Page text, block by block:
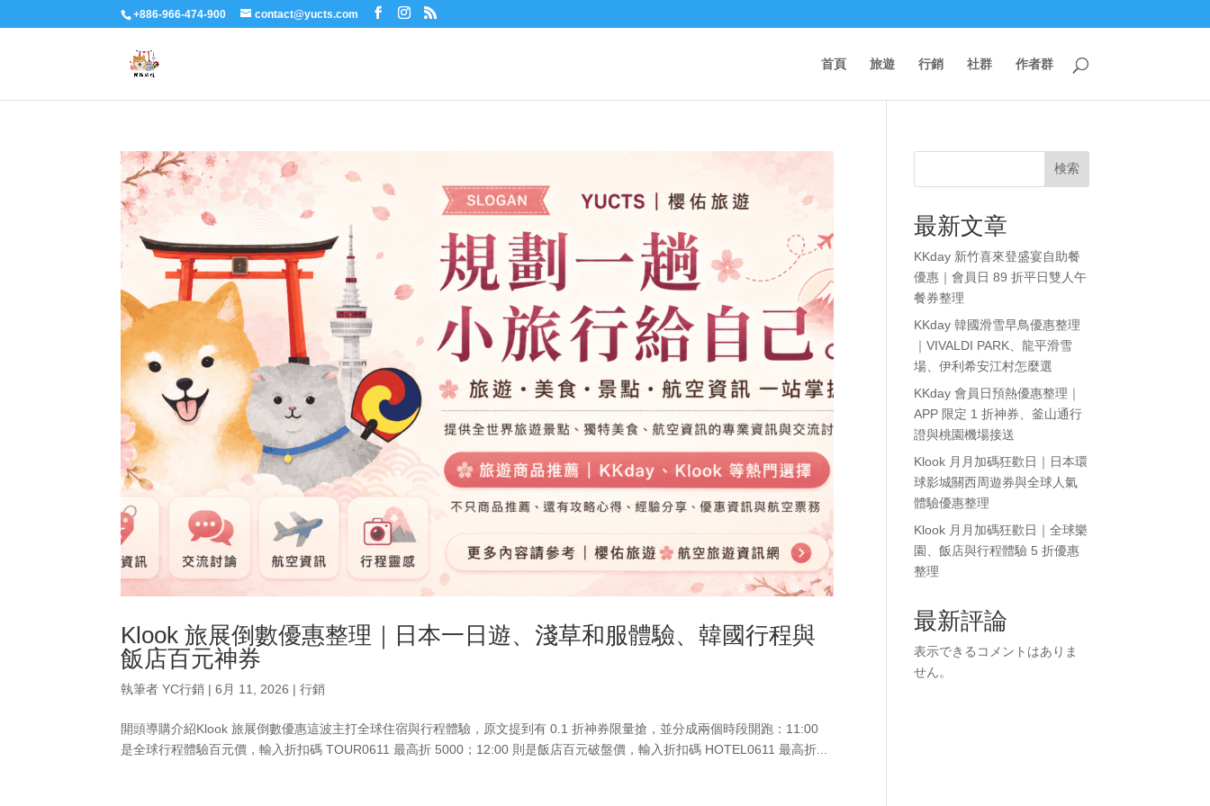
+886-966-474-900 contact@yucts.com
首頁 旅遊 行銷 社群 作者群
Klook 旅展倒數優惠整理｜日本一日遊、淺草和服體驗、韓國行程與
飯店百元神券
執筆者YC行銷 |6月 11, 2026 |行銷
開頭導購介紹Klook 旅展倒數優惠這波主打全球住宿與行程體驗，原文提到有 0.1 折神券限量搶，並分成兩個時段開跑：11:00
是全球行程體驗百元價，輸入折扣碼 TOUR0611 最高折 5000；12:00 則是飯店百元破盤價，輸入折扣碼 HOTEL0611 最高折...
検索
最新文章
KKday 新竹喜來登盛宴自助餐
優惠｜會員日 89 折平日雙人午
餐券整理
KKday 韓國滑雪早鳥優惠整理
｜VIVALDI PARK、龍平滑雪
場、伊利希安江村怎麼選
KKday 會員日預熱優惠整理｜
APP 限定 1 折神券、釜山通行
證與桃園機場接送
Klook 月月加碼狂歡日｜日本環
球影城關西周遊券與全球人氣
體驗優惠整理
Klook 月月加碼狂歡日｜全球樂
園、飯店與行程體驗 5 折優惠
整理
最新評論
表示できるコメントはありま
せん。